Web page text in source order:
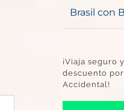
Brasil con
¡Viaja seguro
descuento
Accidental!